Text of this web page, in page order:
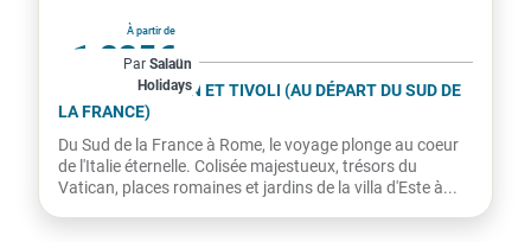
À partir de
1 235€
par personne
Par Salaün
Holidays
ROME, LE VATICAN ET TIVOLI (AU DÉPART DU SUD DE
LA FRANCE)
Du Sud de la France à Rome, le voyage plonge au coeur
de l'Italie éternelle. Colisée majestueux, trésors du
Vatican, places romaines et jardins de la villa d'Este à...